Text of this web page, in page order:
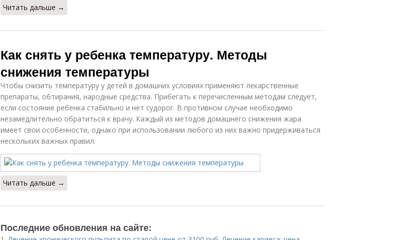
Читать дальше →
Как снять у ребенка температуру. Методы
снижения температуры
Чтобы снизить температуру у детей в домашних условиях применяют лекарственные
препараты, обтирания, народные средства. Прибегать к перечисленным методам следует,
если состояние ребенка стабильно и нет судорог. В противном случае необходимо
незамедлительно обратиться к врачу. Каждый из методов домашнего снижения жара
имеет свои особенности, однако при использовании любого из них важно придерживаться
нескольких важных правил:
Читать дальше →
Последние обновления на сайте: